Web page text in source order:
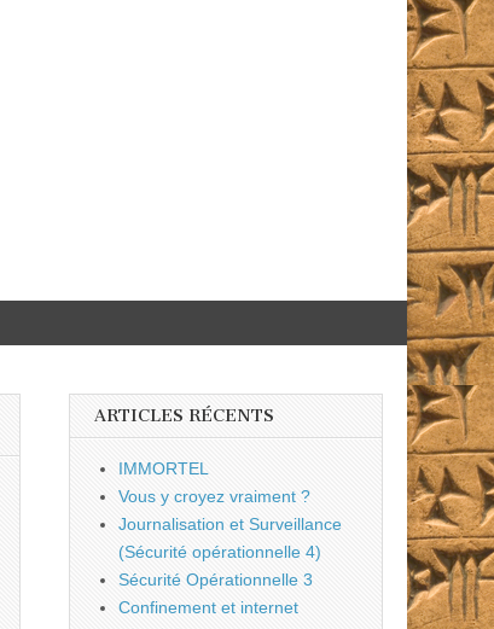
ARTICLES RÉCENTS
IMMORTEL
Vous y croyez vraiment ?
Journalisation et Surveillance
(Sécurité opérationnelle 4)
Sécurité Opérationnelle 3
Confinement et internet